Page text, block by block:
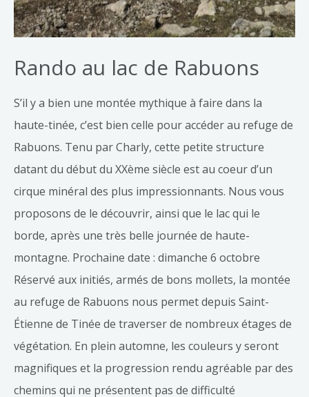
Rando au lac de Rabuons
S’il y a bien une montée mythique à faire dans la
haute-tinée, c’est bien celle pour accéder au refuge de
Rabuons. Tenu par Charly, cette petite structure
datant du début du XXème siècle est au coeur d’un
cirque minéral des plus impressionnants. Nous vous
proposons de le découvrir, ainsi que le lac qui le
borde, après une très belle journée de haute-
montagne. Prochaine date : dimanche 6 octobre
Réservé aux initiés, armés de bons mollets, la montée
au refuge de Rabuons nous permet depuis Saint-
Étienne de Tinée de traverser de nombreux étages de
végétation. En plein automne, les couleurs y seront
magnifiques et la progression rendu agréable par des
chemins qui ne présentent pas de difficulté